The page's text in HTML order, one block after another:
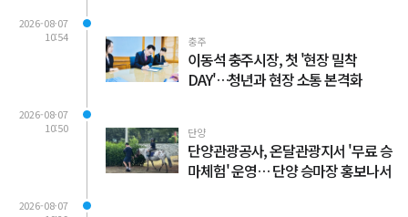
2026-08-07
10:54
충주
이동석 충주시장, 첫 '현장 밀착
DAY'…청년과 현장 소통 본격화
2026-08-07
10:50
단양
단양관광공사, 온달관광지서 '무료 승
마체험' 운영… 단양 승마장 홍보나서
2026-08-07